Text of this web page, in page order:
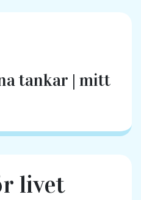
tankar | mitt
livet